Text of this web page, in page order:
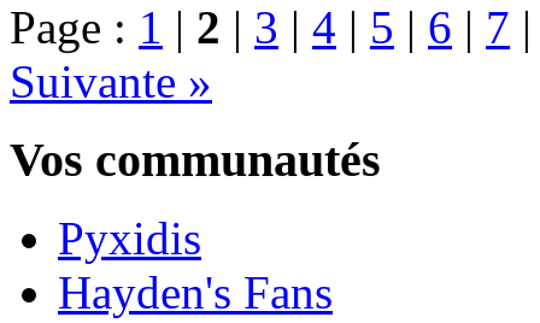
Page : 1 | 2 | 3 | 4 | 5 | 6 | 7
Suivante »
Vos communautés
Pyxidis
Hayden's Fans